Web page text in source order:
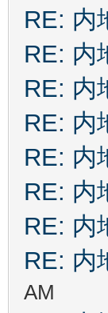
RE: 内
RE: 内
RE: 内
RE: 内
RE: 内
RE: 内
RE: 内
RE: 内
AM